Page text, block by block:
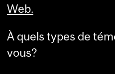
Web.
À quels types de
vous?